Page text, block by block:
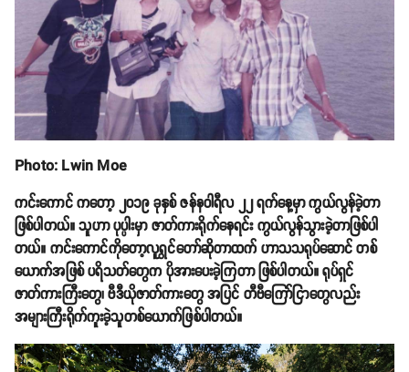
Photo: Lwin Moe
ကင်းကောင် ကတော့ ၂၀၁၉ ခုနှစ် ဇန်နဝါရီလ ၂၂ ရက်နေ့မှာ ကွယ်လွန်ခဲ့တာ
ဖြစ်ပါတယ်။ သူဟာ ပုပ္ပါးမှာ ဇာတ်ကားရိုက်နေရင်း ကွယ်လွန်သွားခဲ့တာဖြစ်ပါ
တယ်။ ကင်းကောင်ကိုတော့လူရွှင်တော်ဆိုတာထက် ဟာသသရုပ်ဆောင် တစ်
ယောက်အဖြစ် ပရိသတ်တွေက ပိုအားပေးခဲ့ကြတာ ဖြစ်ပါတယ်။ ရုပ်ရှင်
ဇာတ်ကားကြီးတွေ၊ ဗီဒီယိုဇာတ်ကားတွေ အပြင် တီဗီကြော်ငြာတွေလည်း
အများကြီးရိုက်ကူးခဲ့သူတစ်ယောက်ဖြစ်ပါတယ်။